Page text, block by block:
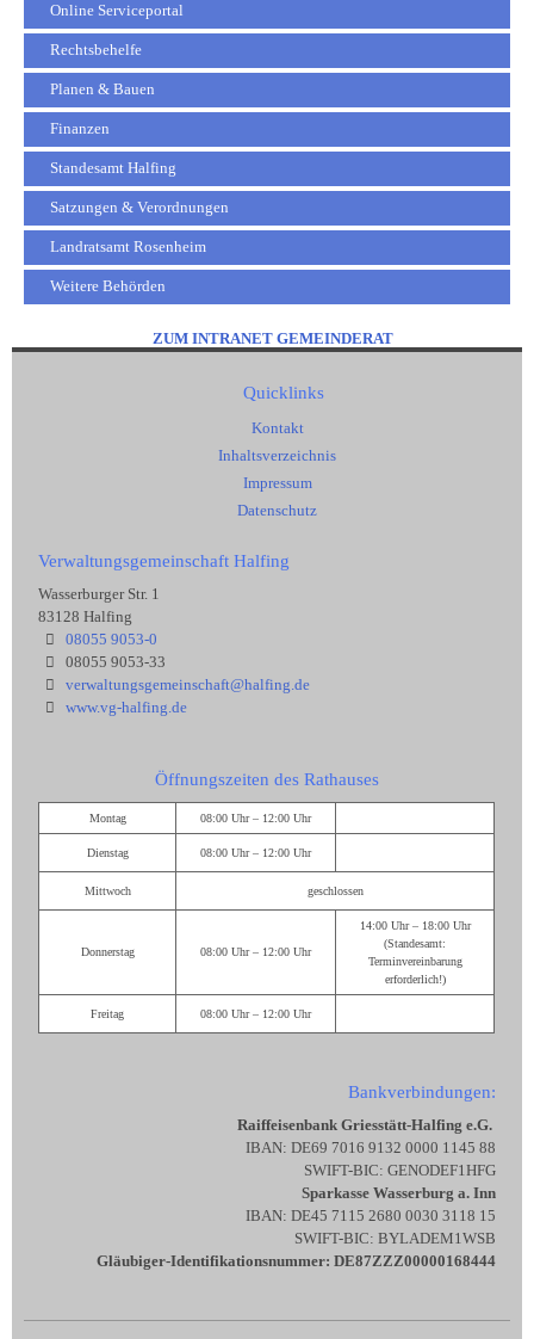
Online Serviceportal
Rechtsbehelfe
Planen & Bauen
Finanzen
Standesamt Halfing
Satzungen & Verordnungen
Landratsamt Rosenheim
Weitere Behörden
ZUM INTRANET GEMEINDERAT
Quicklinks
Kontakt
Inhaltsverzeichnis
Impressum
Datenschutz
Verwaltungsgemeinschaft Halfing
Wasserburger Str. 1
83128 Halfing
08055 9053-0
08055 9053-33
verwaltungsgemeinschaft@halfing.de
www.vg-halfing.de
Öffnungszeiten des Rathauses
Montag 08:00 Uhr – 12:00 Uhr
Dienstag 08:00 Uhr – 12:00 Uhr
Mittwoch geschlossen
Donnerstag 08:00 Uhr – 12:00 Uhr
14:00 Uhr – 18:00 Uhr
(Standesamt:
Terminvereinbarung
erforderlich!)
Freitag 08:00 Uhr – 12:00 Uhr
Bankverbindungen:
Raiffeisenbank Griesstätt-Halfing e.G.
IBAN: DE69 7016 9132 0000 1145 88
SWIFT-BIC: GENODEF1HFG
Sparkasse Wasserburg a. Inn
IBAN: DE45 7115 2680 0030 3118 15
SWIFT-BIC: BYLADEM1WSB
Gläubiger-Identifikationsnummer: DE87ZZZ00000168444